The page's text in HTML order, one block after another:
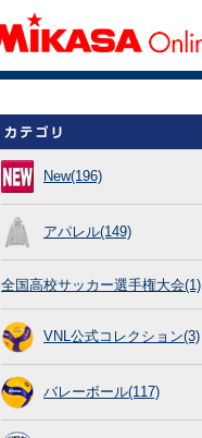
New(196)
アパレル(149)
全国高校サッカー選手権大会(1)
VNL公式コレクション(3)
バレーボール(117)